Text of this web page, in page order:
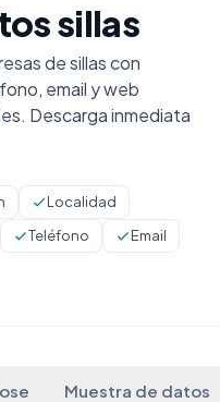
sillas
de sillas con
email y web
Descarga inmediata
Localidad
Teléfono
Email
Muestra de datos